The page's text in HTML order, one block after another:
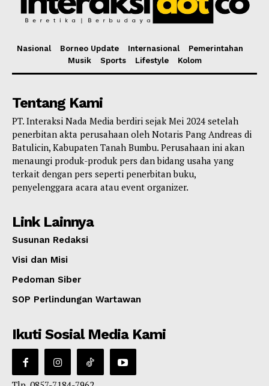
Nasional Borneo Update Internasional
Pemerintahan
Musik
Sports Lifestyle Kolom
Tentang Kami
PT. Interaksi Nada Media berdiri sejak Mei 2024 setelah
penerbitan akta perusahaan oleh Notaris Pang Andreas di
Batulicin, Kabupaten Tanah Bumbu. Perusahaan ini akan
menaungi produk-produk pers dan bidang usaha yang
terkait dengan pers seperti penerbitan buku,
penyelenggara acara atau event organizer.
Link Lainnya
Susunan Redaksi
Visi dan Misi
Pedoman Siber
SOP Perlindungan Wartawan
Ikuti Sosial Media Kami